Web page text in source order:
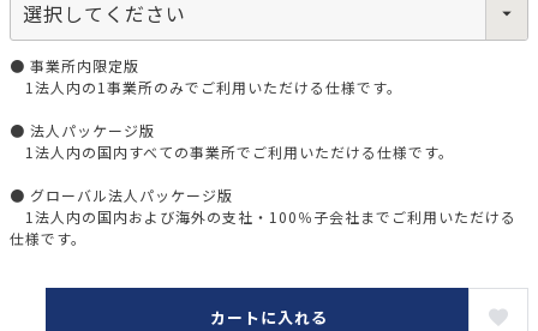
● 事業所内限定版
1法人内の1事業所のみでご利用いただける仕様です。
● 法人パッケージ版
1法人内の国内すべての事業所でご利用いただける仕様です。
● グローバル法人パッケージ版
1法人内の国内および海外の支社・100％子会社までご利用いただける
仕様です。
カートに入れる